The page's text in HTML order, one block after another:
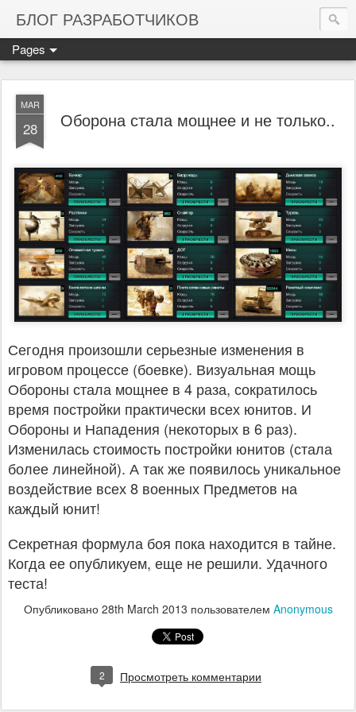
БЛОГ РАЗРАБОТЧИКОВ
Pages
MAR
28 Оборона стала мощнее и не только..
Сегодня произошли серьезные изменения в
игровом процессе (боевке). Визуальная мощь
Обороны стала мощнее в 4 раза, сократилось
время постройки практически всех юнитов. И
Обороны и Нападения (некоторых в 6 раз).
Изменилась стоимость постройки юнитов (стала
более линейной). А так же появилось уникальное
воздействие всех 8 военных Предметов на
каждый юнит!
Секретная формула боя пока находится в тайне.
Когда ее опубликуем, еще не решили. Удачного
теста!
Опубликовано 28th March 2013 пользователем Anonymous
2 Просмотреть комментарии